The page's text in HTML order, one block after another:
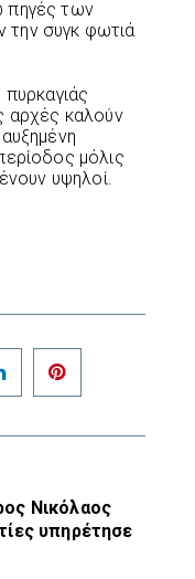
πηγές των
συγκ φωτιά
αρχές καλούν
μόλις
υψηλοί.
LinkedIn
Νικόλαος
υπηρέτησε